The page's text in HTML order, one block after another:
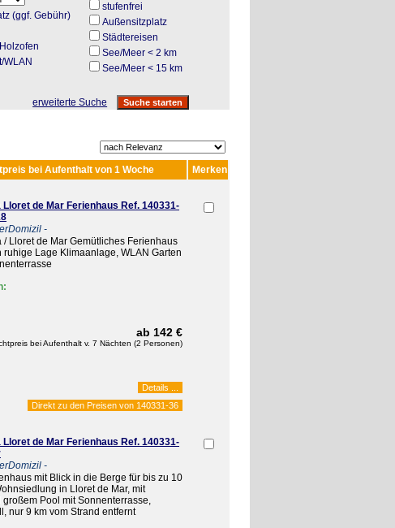
(ggf. Gebühr)
WLAN
stufenfrei
Außensitzplatz
Städtereisen
See/Meer < 2 km
See/Meer < 15 km
erweiterte Suche
bei Aufenthalt von 1 Woche Merken
de Mar Ferienhaus Ref. 140331-
-
/ Lloret de Mar Gemütliches Ferienhaus
ruhige Lage Klimaanlage, WLAN Garten
ab 142 €
bei Aufenthalt v. 7 Nächten (2 Personen)
Details ...
Direkt zu den Preisen von 140331-36
de Mar Ferienhaus Ref. 140331-
-
mit Blick in die Berge für bis zu 10
in Lloret de Mar, mit
Pool mit Sonnenterrasse,
nur 9 km vom Strand entfernt